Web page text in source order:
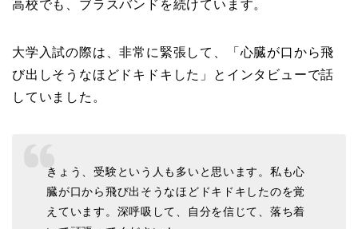
高校でも、ブラスバンドを続けています。
大学入試の際は、非常に緊張して、「心臓が口から飛
び出しそうなほどドキドキした」とインタビューで話
していました。
きょう、受験という人も多いと思います。私も心
臓が口から飛び出そうなほどドキドキしたのを覚
えています。深呼吸して、自分を信じて、落ち着